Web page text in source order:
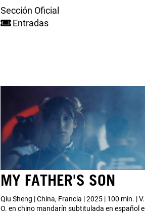
Sección Oficial
Entradas
MY FATHER'S SON
Qiu Sheng | China, Francia | 2025 | 100 min. | V.
O. en chino mandarín subtitulada en español e